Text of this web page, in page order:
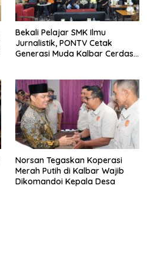
Bekali Pelajar SMK Ilmu
Jurnalistik, PONTV Cetak
Generasi Muda Kalbar Cerdas
Norsan Tegaskan Koperasi
Merah Putih di Kalbar Wajib
Dikomandoi Kepala Desa